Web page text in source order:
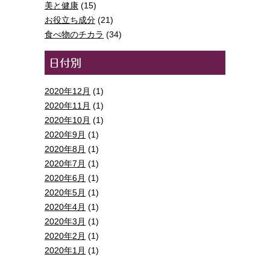
美と健康(15)
お役立ち成分(21)
食べ物のチカラ (34)
2020年12月 (1)
2020年11月 (1)
2020年10月 (1)
2020年9月 (1)
2020年8月 (1)
2020年7月 (1)
2020年6月 (1)
2020年5月 (1)
2020年4月 (1)
2020年3月 (1)
2020年2月 (1)
2020年1月 (1)